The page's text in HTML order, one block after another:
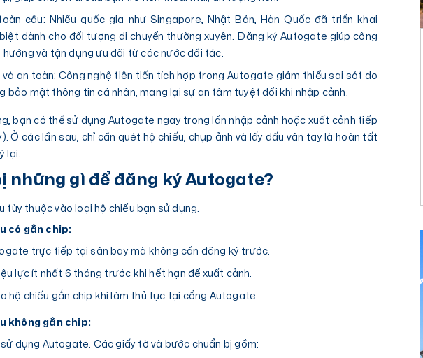
cầu: Nhiều quốc gia như Singapore, Nhật Bản, Hàn Quốc đã triển khai
dành cho đối tượng di chuyển thường xuyên. Đăng ký Autogate giúp công
và tận dụng ưu đãi từ các nước đối tác.
an toàn: Công nghệ tiên tiến tích hợp trong Autogate giảm thiểu sai sót do
bảo mật thông tin cá nhân, mang lại sự an tâm tuyệt đối khi nhập cảnh.
bạn có thể sử dụng Autogate ngay trong lần nhập cảnh hoặc xuất cảnh tiếp
Ở các lần sau, chỉ cần quét hộ chiếu, chụp ảnh và lấy dấu vân tay là hoàn tất
lại.
những gì để đăng ký Autogate?
tùy thuộc vào loại hộ chiếu bạn sử dụng.
có gắn chip:
trực tiếp tại sân bay mà không cần đăng ký trước.
lực ít nhất 6 tháng trước khi hết hạn để xuất cảnh.
hộ chiếu gắn chip khi làm thủ tục tại cổng Autogate.
không gắn chip:
dụng Autogate. Các giấy tờ và bước chuẩn bị gồm: